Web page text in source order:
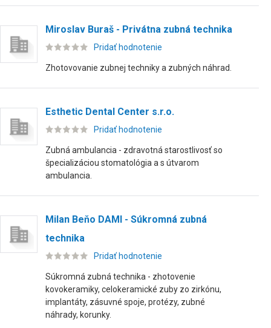
Miroslav Buraš - Privátna zubná technika
Pridať hodnotenie
Zhotovovanie zubnej techniky a zubných náhrad.
Esthetic Dental Center s.r.o.
Pridať hodnotenie
Zubná ambulancia - zdravotná starostlivosť so
špecializáciou stomatológia a s útvarom
ambulancia.
Milan Beňo DAMI - Súkromná zubná
technika
Pridať hodnotenie
Súkromná zubná technika - zhotovenie
kovokeramiky, celokeramické zuby zo zirkónu,
implantáty, zásuvné spoje, protézy, zubné
náhrady, korunky.